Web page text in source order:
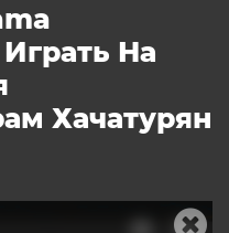
На
Хачатурян